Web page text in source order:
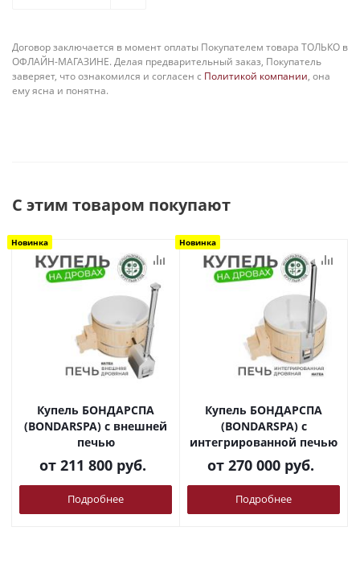
Договор заключается в момент оплаты Покупателем товара ТОЛЬКО в
ОФЛАЙН-МАГАЗИНЕ. Делая предварительный заказ, Покупатель
заверяет, что ознакомился и согласен с Политикой компании, она
ему ясна и понятна.
С этим товаром покупают
Новинка
Купель БОНДАРСПА
(BONDARSPA) с внешней
печью
от 211 800 руб.
Подробнее
Новинка
Купель БОНДАРСПА
(BONDARSPA) с
интегрированной печью
от 270 000 руб.
Подробнее